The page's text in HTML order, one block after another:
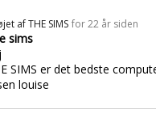
afTHE SIMS for 22 år siden
sims
SIMS er det bedste
louise